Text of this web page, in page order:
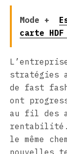
Mode +
carte
stratégies
de fast
ont
au fil des
rentabilité.
le même
nouvelles